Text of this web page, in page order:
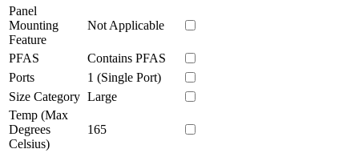
Panel
Mounting
Feature
Not Applicable
PFAS
Contains PFAS
Ports
1 (Single Port)
Size Category Large
Temp (Max
Degrees
Celsius)
165